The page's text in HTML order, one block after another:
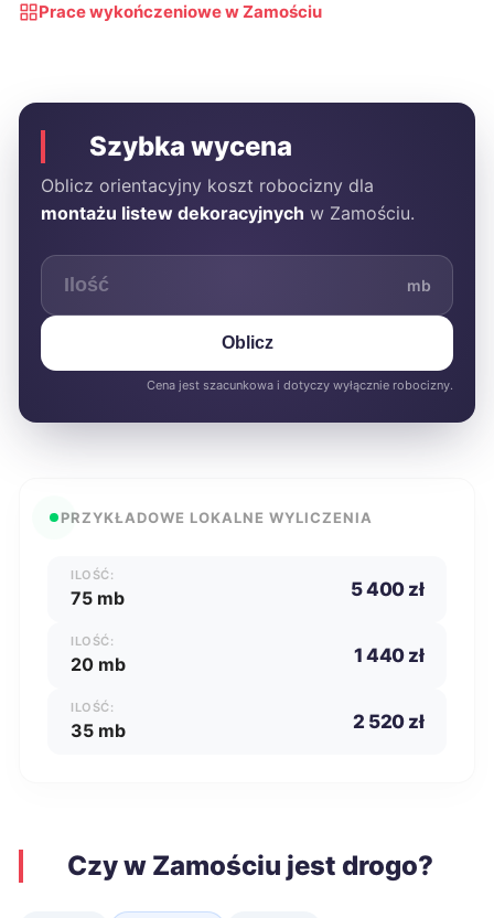
Prace wykończeniowe w Zamościu
Szybka wycena
Oblicz orientacyjny koszt robocizny dla
montażu listew dekoracyjnych w Zamościu.
mb
Oblicz
Cena jest szacunkowa i dotyczy wyłącznie robocizny.
PRZYKŁADOWE LOKALNE WYLICZENIA
ILOŚĆ:
75 mb 5 400 zł
ILOŚĆ:
20 mb 1 440 zł
ILOŚĆ:
35 mb 2 520 zł
Czy w Zamościu jest drogo?